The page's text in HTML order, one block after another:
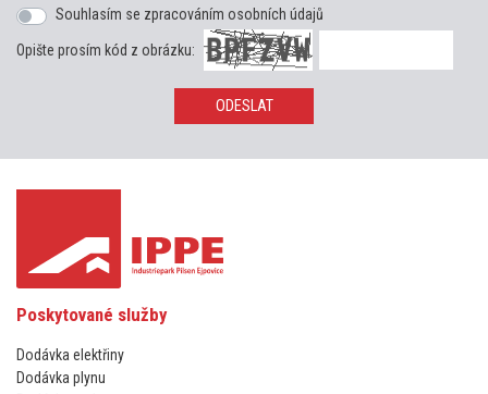
Souhlasím se zpracováním osobních údajů
Opište prosím kód z obrázku:
ODESLAT
Poskytované služby
Dodávka elektřiny
Dodávka plynu